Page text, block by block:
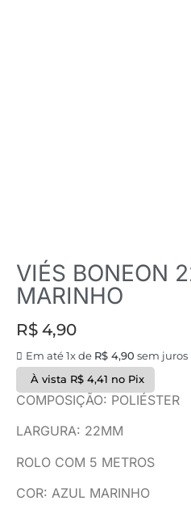
VIÉS BONEON
MARINHO
R$ 4,90
Em até 1x de R$ 4,90 sem juros
À vista R$4,41 no Pix
COMPOSIÇÃO: POLIÉSTER
LARGURA: 22MM
ROLO COM 5 METROS
COR: AZUL MARINHO